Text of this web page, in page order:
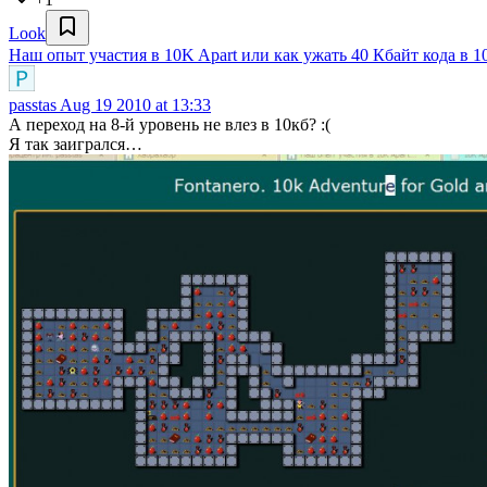
Look
Наш опыт участия в 10K Apart или как ужать 40 Кбайт кода в
passtas Aug 19 2010 at 13:33
А переход на 8-й уровень не влез в 10кб? :(
Я так заигрался…